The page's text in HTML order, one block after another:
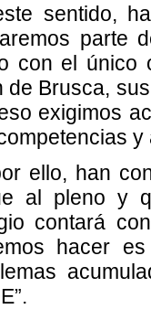
sentido,
parte
con el único
de Brusca,
exigimos
y
ello, han
al pleno y
contará
hacer